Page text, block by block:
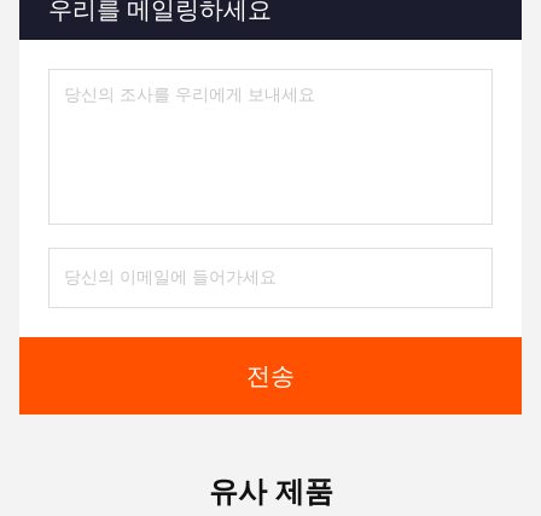
우리를 메일링하세요
전송
유사 제품